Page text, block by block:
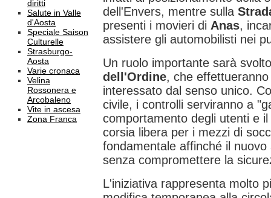
diritti
Salute in Valle
d'Aosta
Speciale Saison
Culturelle
Strasburgo-
Aosta
Varie cronaca
Velina
Rossonera e
Arcobaleno
Vite in ascesa
Zona Franca
dell'Envers, mentre sulla
presenti i movieri di Anas,
assistere gli automobilisti nei
Un ruolo importante sarà
dell'Ordine, che
interessato dal senso unico.
civile, i controlli serviranno a
comportamento degli utenti e
corsia libera per i mezzi di
fondamentale affinché il
senza compromettere la
L'iniziativa rappresenta molto